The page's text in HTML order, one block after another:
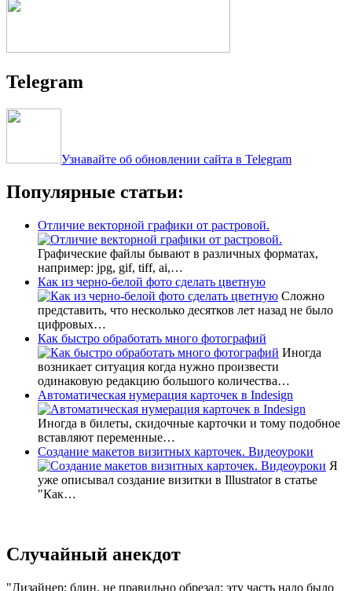
Telegram
Узнавайте об обновлении сайта в Telegram
Популярные статьи:
Отличие векторной графики от растровой.
Графические файлы бывают в различных форматах,
например: jpg, gif, tiff, ai,…
Как из черно-белой фото сделать цветную
Сложно
представить, что несколько десятков лет назад не было
цифровых…
Как быстро обработать много фотографий
Иногда
возникает ситуация когда нужно произвести
одинаковую редакцию большого количества…
Автоматическая нумерация карточек в Indesign
Иногда в билеты, скидочные карточки и тому подобное
вставляют переменные…
Создание макетов визитных карточек. Видеоуроки
Я
уже описывал создание визитки в Illustrator в статье
"Как…
Случайный анекдот
Дизайнер: блин, не правильно обрезал: эту часть надо было